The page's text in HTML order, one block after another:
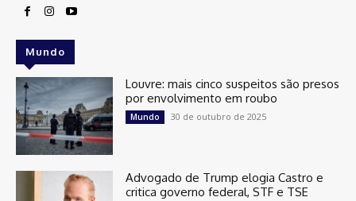
Mundo
Louvre: mais cinco suspeitos são presos
por envolvimento em roubo
Mundo 30 de outubro de 2025
Advogado de Trump elogia Castro e
critica governo federal, STF e TSE